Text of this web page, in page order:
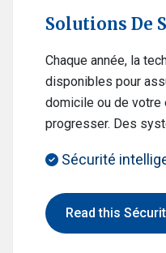
Solutions De
Chaque année, la
disponibles pour
domicile ou de votre
progresser. Des
Sécurité
Read this